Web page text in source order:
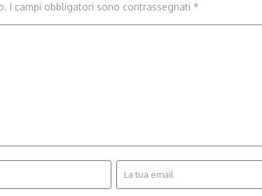
I campi obbligatori sono contrassegnati *